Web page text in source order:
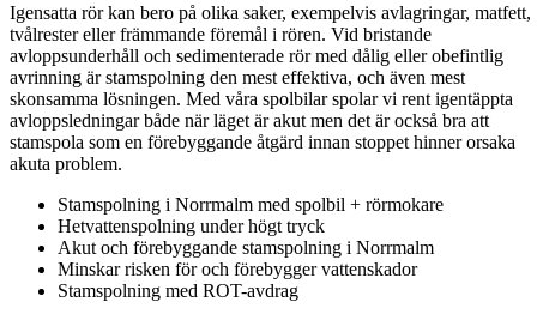
Igensatta rör kan bero på olika saker, exempelvis avlagringar, matfett,
tvålrester eller främmande föremål i rören. Vid bristande
avloppsunderhåll och sedimenterade rör med dålig eller obefintlig
avrinning är stamspolning den mest effektiva, och även mest
skonsamma lösningen. Med våra spolbilar spolar vi rent igentäppta
avloppsledningar både när läget är akut men det är också bra att
stamspola som en förebyggande åtgärd innan stoppet hinner orsaka
akuta problem.
Stamspolning i Norrmalm med spolbil + rörmokare
Hetvattenspolning under högt tryck
Akut och förebyggande stamspolning i Norrmalm
Minskar risken för och förebygger vattenskador
Stamspolning med ROT-avdrag